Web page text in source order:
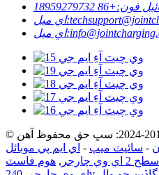
فون:+86 18959279732
اي ميل:
اي ميل:
- سائيٽ ميپ - اي ايم پي موبائل
وي چارجر , هوم فاسٽ